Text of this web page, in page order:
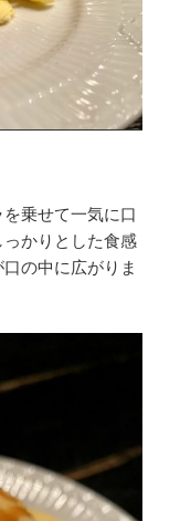
乗せて一気に口
かりとした食感
の中に広がりま